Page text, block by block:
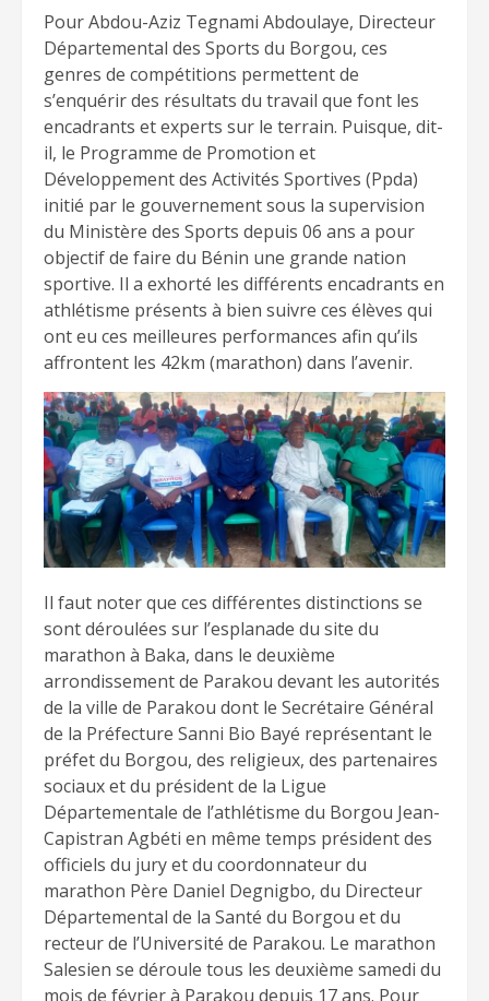
Pour Abdou-Aziz Tegnami Abdoulaye, Directeur
Départemental des Sports du Borgou, ces
genres de compétitions permettent de
s’enquérir des résultats du travail que font les
encadrants et experts sur le terrain. Puisque, dit-
il, le Programme de Promotion et
Développement des Activités Sportives (Ppda)
initié par le gouvernement sous la supervision
du Ministère des Sports depuis 06 ans a pour
objectif de faire du Bénin une grande nation
sportive. Il a exhorté les différents encadrants en
athlétisme présents à bien suivre ces élèves qui
ont eu ces meilleures performances afin qu’ils
affrontent les 42km (marathon) dans l’avenir.
Il faut noter que ces différentes distinctions se
sont déroulées sur l’esplanade du site du
marathon à Baka, dans le deuxième
arrondissement de Parakou devant les autorités
de la ville de Parakou dont le Secrétaire Général
de la Préfecture Sanni Bio Bayé représentant le
préfet du Borgou, des religieux, des partenaires
sociaux et du président de la Ligue
Départementale de l’athlétisme du Borgou Jean-
Capistran Agbéti en même temps président des
officiels du jury et du coordonnateur du
marathon Père Daniel Degnigbo, du Directeur
Départemental de la Santé du Borgou et du
recteur de l’Université de Parakou. Le marathon
Salesien se déroule tous les deuxième samedi du
mois de février à Parakou depuis 17 ans. Pour